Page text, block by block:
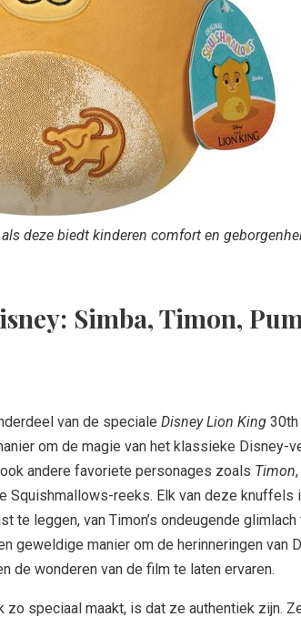
deze biedt kinderen comfort en
Simba, Timon,
van de speciale Disney Lion King 30th
om de magie van het klassieke Disney-
andere favoriete personages zoals Timon,
Squishmallows-reeks. Elk van deze knuffels
te leggen, van Timon’s ondeugende glimlach
geweldige manier om de herinneringen van
de wonderen van de film te laten ervaren.
speciaal maakt, is dat ze authentiek zijn.